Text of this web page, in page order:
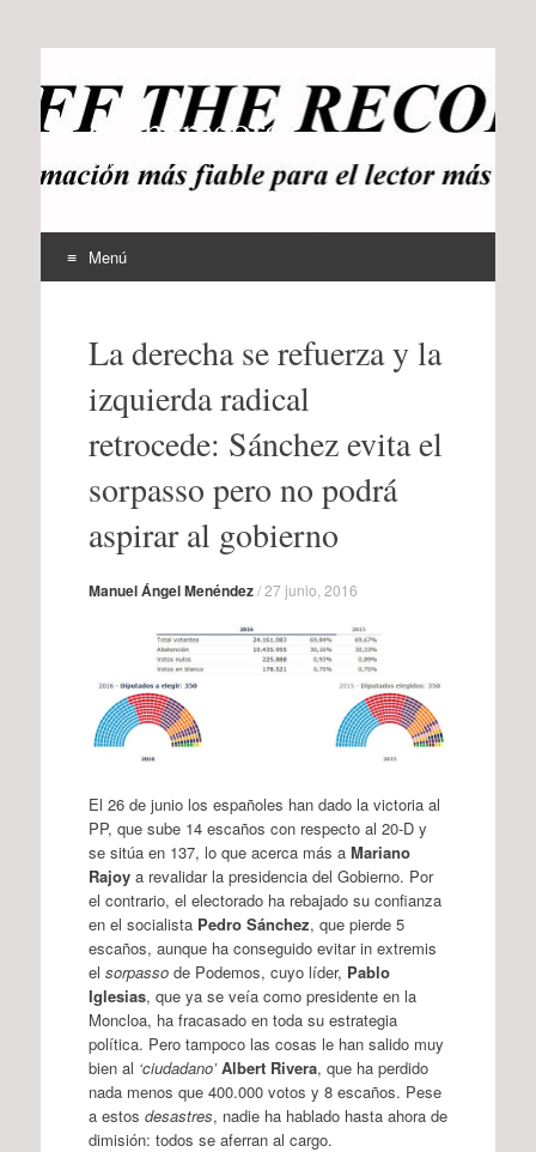
offtherecord
OTR
Menú
contenidoLa derecha se refuerza y la
izquierda radical
retrocede: Sánchez evita el
sorpasso pero no podrá
aspirar al gobierno
Manuel Ángel Menéndez/27 junio, 2016
El 26 de junio los españoles han dado la victoria al
PP, que sube 14 escaños con respecto al 20-D y
se sitúa en 137, lo que acerca más a Mariano
Rajoya revalidar la presidencia del Gobierno. Por
el contrario, el electorado ha rebajado su confianza
en el socialista Pedro Sánchez, que pierde 5
escaños, aunque ha conseguido evitar in extremis
el sorpassode Podemos, cuyo líder, Pablo
Iglesias, que ya se veía como presidente en la
Moncloa, ha fracasado en toda su estrategia
política. Pero tampoco las cosas le han salido muy
bien al ‘ciudadano’ Albert Rivera, que ha perdido
nada menos que 400.000 votos y 8 escaños. Pese
a estos desastres, nadie ha hablado hasta ahora de
dimisión: todos se aferran al cargo.